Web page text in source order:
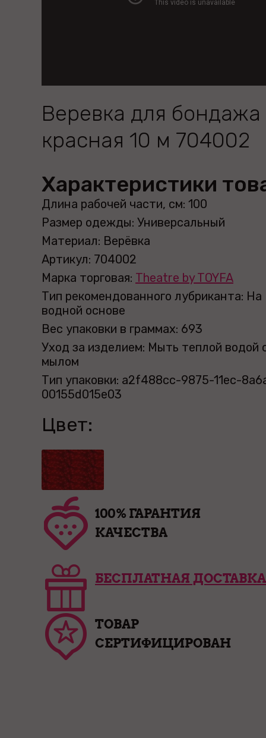
Веревка для бондажа
красная 10 м 704002
Характеристики
Длина рабочей части, см: 100
Размер одежды: Универсальный
Материал: Верёвка
Артикул: 704002
Марка торговая: Theatre by TOYFA
Тип рекомендованного лубриканта: На
водной основе
Вес упаковки в граммах: 693
Уход за изделием: Мыть теплой водой
мылом
Тип упаковки: a2f488cc-9875-11ec-
00155d015e03
Цвет:
100% ГАРАНТИЯ
КАЧЕСТВА
БЕСПЛАТНАЯ ДОСТАВКА
ТОВАР
СЕРТИФИЦИРОВАН